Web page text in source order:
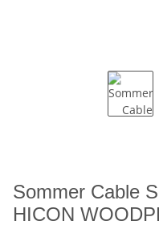
Sommer Cable
HICON